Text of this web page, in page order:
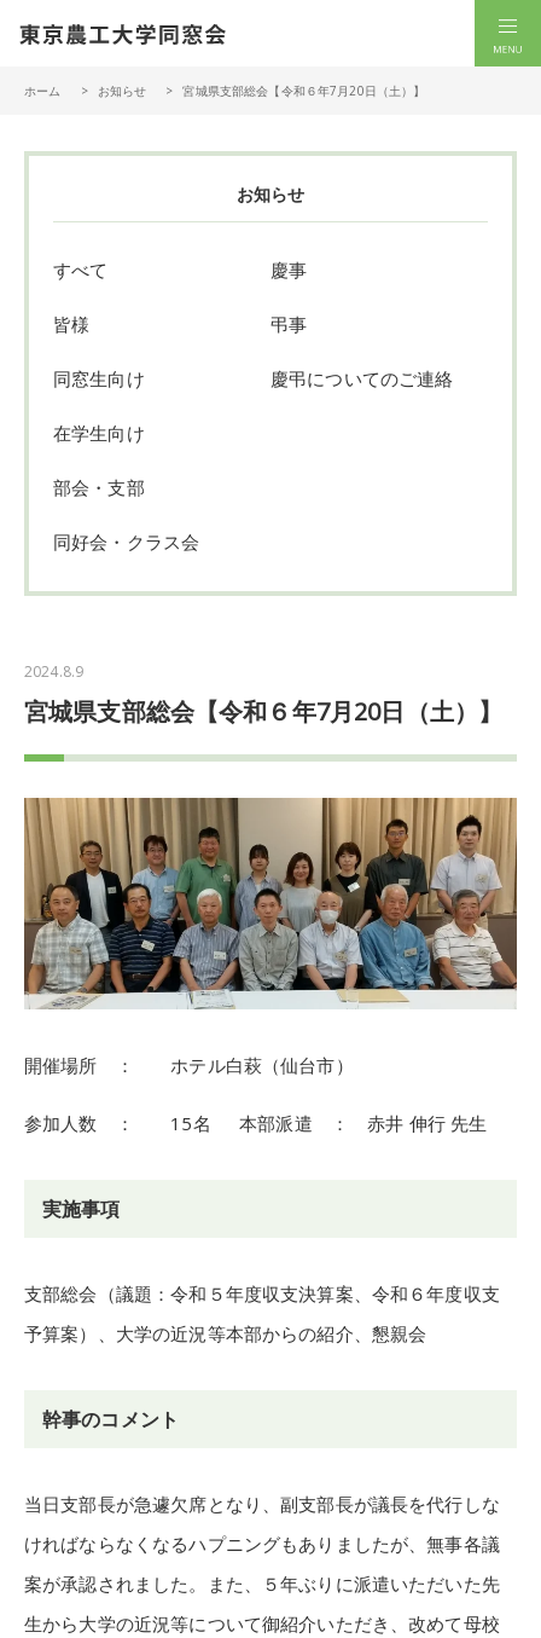
ホーム お知らせ 宮城県支部総会【令和６年7月20日（土）】
お知らせ
すべて
皆様
同窓生向け
在学生向け
部会・支部
同好会・クラス会
慶事
弔事
慶弔についてのご連絡
2024.8.9
宮城県支部総会【令和６年7月20日（土）】
開催場所 ： ホテル白萩（仙台市）
参加人数 ： 15名 本部派遣 ： 赤井 伸行 先生
実施事項
支部総会（議題：令和５年度収支決算案、令和６年度収支
予算案）、大学の近況等本部からの紹介、懇親会
幹事のコメント
当日支部長が急遽欠席となり、副支部長が議長を代行しな
ければならなくなるハプニングもありましたが、無事各議
案が承認されました。また、５年ぶりに派遣いただいた先
生から大学の近況等について御紹介いただき、改めて母校